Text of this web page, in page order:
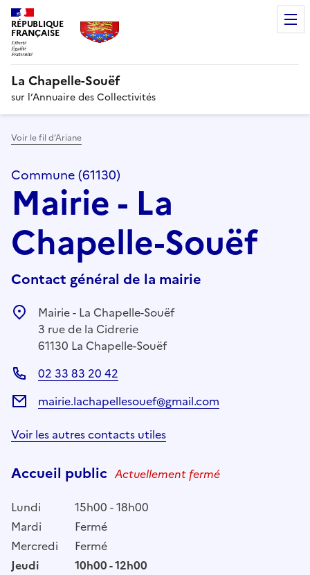
RÉPUBLIQUE
FRANÇAISE
La Chapelle-Souëf
sur l’Annuaire des Collectivités
Voir le fil d’Ariane
Commune (61130)
Mairie - La
Chapelle-Souëf
Contact général de la mairie
Mairie - La Chapelle-Souëf
3 rue de la Cidrerie
61130 La Chapelle-Souëf
02 33 83 20 42
mairie.lachapellesouef@gmail.com
Voir les autres contacts utiles
Accueil public Actuellement fermé
Lundi
15h00 - 18h00
Mardi
Fermé
Mercredi
Fermé
Jeudi
10h00 - 12h00